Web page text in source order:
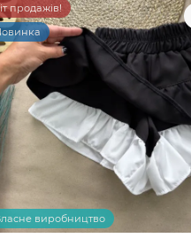
продажів!
виробництво